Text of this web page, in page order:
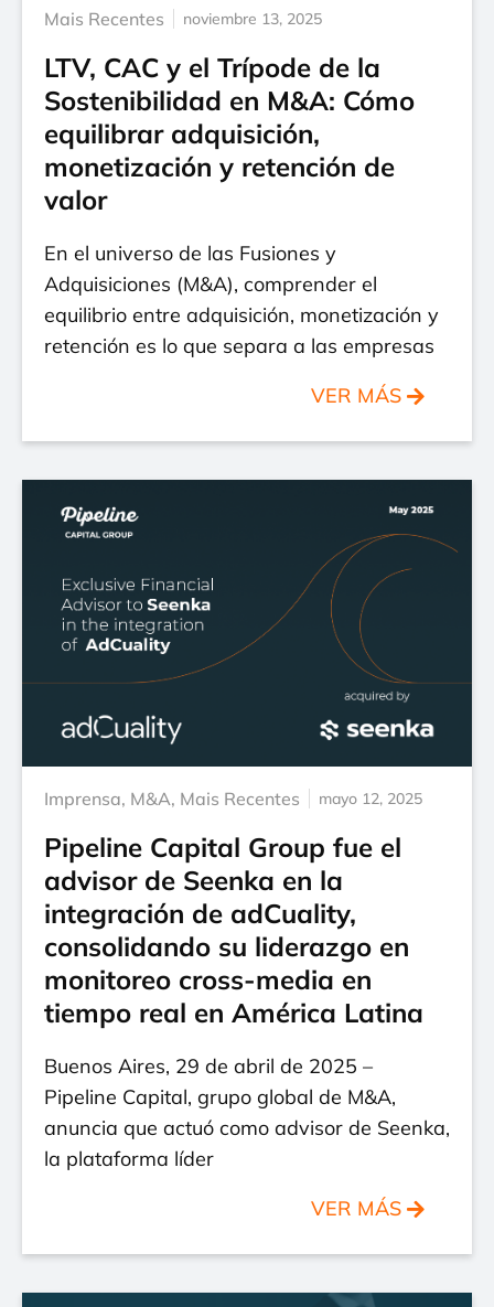
Mais Recentes noviembre 13, 2025
LTV, CAC y el Trípode de la
Sostenibilidad en M&A: Cómo
equilibrar adquisición,
monetización y retención de
valor
En el universo de las Fusiones y
Adquisiciones (M&A), comprender el
equilibrio entre adquisición, monetización y
retención es lo que separa a las empresas
VER MÁS
Imprensa, M&A, Mais Recentes mayo 12, 2025
Pipeline Capital Group fue el
advisor de Seenka en la
integración de adCuality,
consolidando su liderazgo en
monitoreo cross-media en
tiempo real en América Latina
Buenos Aires, 29 de abril de 2025 –
Pipeline Capital, grupo global de M&A,
anuncia que actuó como advisor de Seenka,
la plataforma líder
VER MÁS